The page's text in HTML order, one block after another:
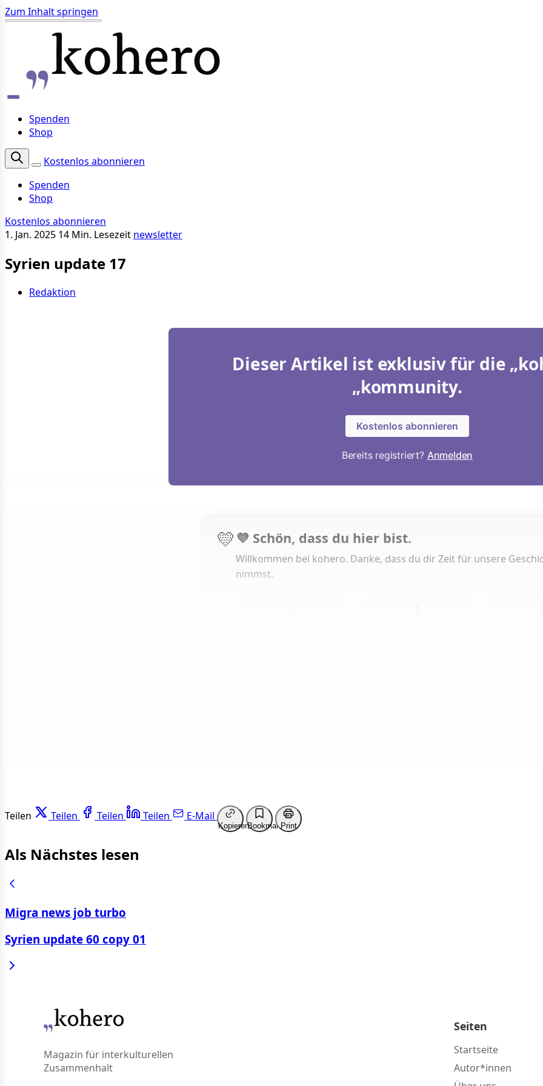
Zum Inhalt springen
Spenden
Shop
Kostenlos abonnieren
Spenden
Shop
Kostenlos abonnieren
1. Jan. 2025 14 Min. Lesezeit newsletter
Syrien update 17
Redaktion
Dieser Artikel ist exklusiv für die
„kommunity.
Kostenlos abonnieren
Bereits registriert? Anmelden
💛 💜 Schön, dass du hier bist.
Willkommen bei kohero. Danke, dass du dir Zeit für unsere
nimmst.
Teilen Teilen Teilen Teilen E-Mail
KopierenBookmarkPrint
Als Nächstes lesen
Migra news job turbo
Syrien update 60 copy 01
Magazin für interkulturellen
Zusammenhalt
Seiten
Startseite
Autor*innen